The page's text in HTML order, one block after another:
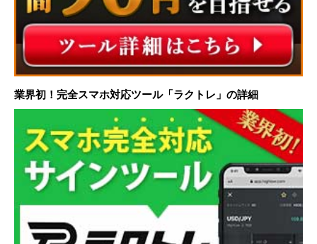
業界初！完全スマホ対応ツール「ラクトレ」の詳細